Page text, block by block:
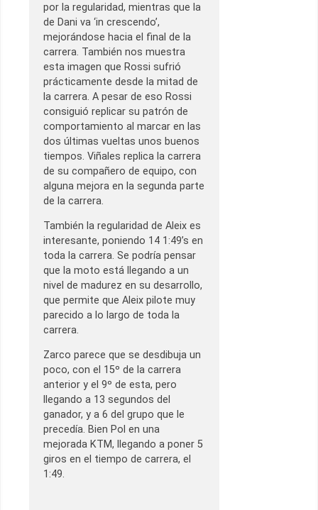
por la regularidad, mientras que la
de Dani va ‘in crescendo’,
mejorándose hacia el final de la
carrera. También nos muestra
esta imagen que Rossi sufrió
prácticamente desde la mitad de
la carrera. A pesar de eso Rossi
consiguió replicar su patrón de
comportamiento al marcar en las
dos últimas vueltas unos buenos
tiempos. Viñales replica la carrera
de su compañero de equipo, con
alguna mejora en la segunda parte
de la carrera.
También la regularidad de Aleix es
interesante, poniendo 14 1:49’s en
toda la carrera. Se podría pensar
que la moto está llegando a un
nivel de madurez en su desarrollo,
que permite que Aleix pilote muy
parecido a lo largo de toda la
carrera.
Zarco parece que se desdibuja un
poco, con el 15º de la carrera
anterior y el 9º de esta, pero
llegando a 13 segundos del
ganador, y a 6 del grupo que le
precedía. Bien Pol en una
mejorada KTM, llegando a poner 5
giros en el tiempo de carrera, el
1:49.